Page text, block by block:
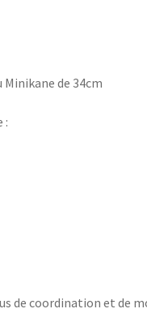
de 34cm
:
de coordination et de